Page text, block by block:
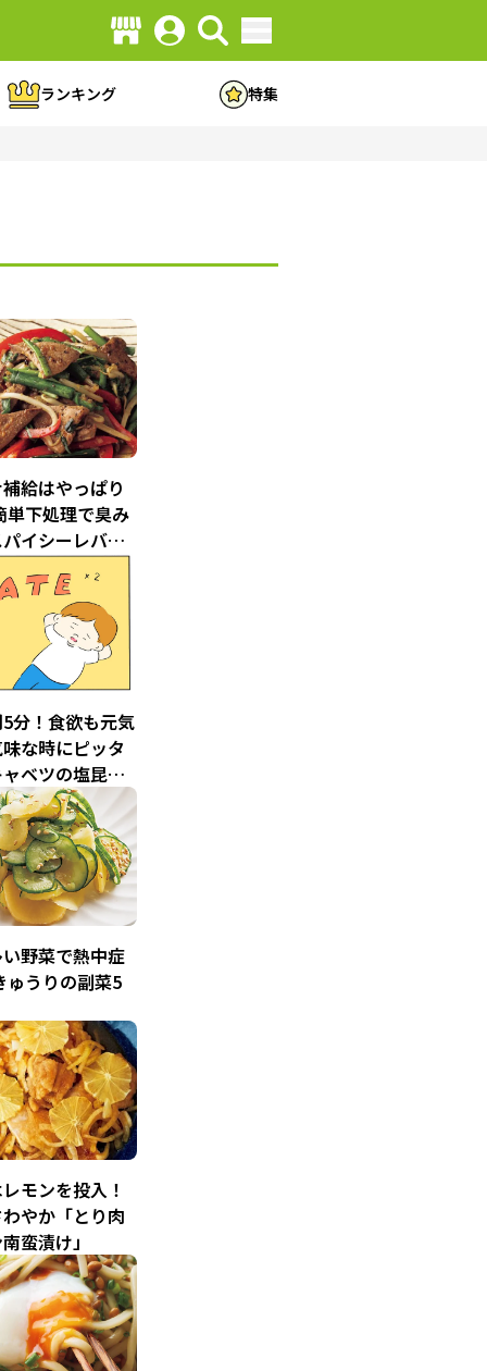
ランキング 特集
給はやっぱり
単下処理で臭み
イシーレバニ
分！食欲も元気
な時にピッタ
ベツの塩昆布
単＆ウマすぎ
野菜で熱中症
ゅうりの副菜5
モンを投入！
やか「とり肉
蛮漬け」